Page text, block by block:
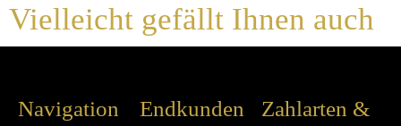
Vielleicht gefällt Ihnen auch
Navigation Endkunden
Zahlarten &